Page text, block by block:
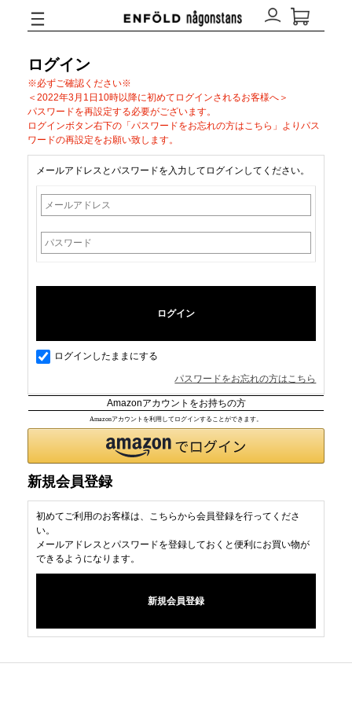
ログイン
※必ずご確認ください※
＜2022年3月1日10時以降に初めてログインされるお客様へ＞
パスワードを再設定する必要がございます。
ログインボタン右下の「パスワードをお忘れの方はこちら」よりパス
ワードの再設定をお願い致します。
メールアドレスとパスワードを入力してログインしてください。
ログインしたままにする
パスワードをお忘れの方はこちら
Amazonアカウントをお持ちの方
Amazonアカウントを利用してログインすることができます。
新規会員登録
初めてご利用のお客様は、こちらから会員登録を行ってくださ
い。
メールアドレスとパスワードを登録しておくと便利にお買い物が
できるようになります。